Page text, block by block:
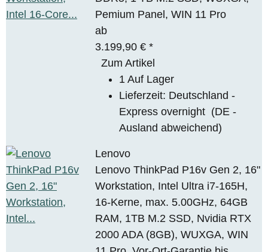
Pemium Panel, WIN 11 Pro
ab
3.199,90 €*
Zum Artikel
1 Auf Lager
Lieferzeit: Deutschland -
Express overnight (DE -
Ausland abweichend)
Lenovo
Lenovo ThinkPad P16v Gen 2, 16"
Workstation, Intel Ultra i7-165H,
16-Kerne, max. 5.00GHz, 64GB
RAM, 1TB M.2 SSD, Nvidia RTX
2000 ADA (8GB), WUXGA, WIN